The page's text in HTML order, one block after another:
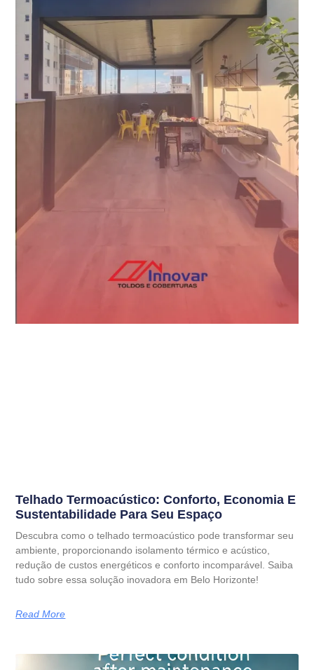
Telhado Termoacústico: Conforto, Economia E
Sustentabilidade Para Seu Espaço
Descubra como o telhado termoacústico pode transformar seu
ambiente, proporcionando isolamento térmico e acústico,
redução de custos energéticos e conforto incomparável. Saiba
tudo sobre essa solução inovadora em Belo Horizonte!
Read More